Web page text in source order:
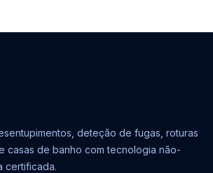
deteção de fugas, roturas
casas de banho com tecnologia não-
certificada.